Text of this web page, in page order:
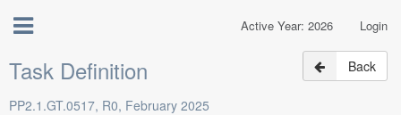
Login
Active Year: 2026
Task Definition Back
PP2.1.GT.0517, R0, February 2025